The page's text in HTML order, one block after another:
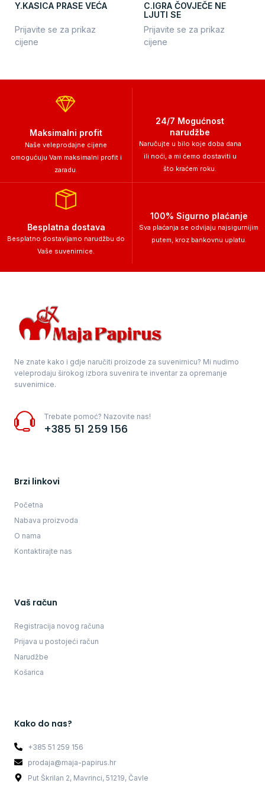
Y.KASICA PRASE VEĆA
Prijavite se za prikaz
cijene
C.IGRA ČOVJEČE NE
LJUTI SE
Prijavite se za prikaz
cijene
Maksimalni profit
Naše veleprodajne cijene
omogućuju Vam maksimalni profit i
zaradu.
24/7 Mogućnost
narudžbe
Naručujte u bilo koje doba dana
ili noći, a mi ćemo dostaviti u
što kraćem roku.
Besplatna dostava
Besplatno dostavljamo narudžbu do
Vaše suvenirnice.
100% Sigurno plaćanje
Sva plaćanja se odvijaju najsigurnijim
putem, kroz bankovnu uplatu.
Ne znate kako i gdje naručiti proizode za suvenirnicu? Mi nudimo
veleprodaju širokog izbora suvenira te inventar za opremanje
suvenirnice.
Trebate pomoć? Nazovite nas!
+385 51 259 156
Brzi linkovi
Početna
Nabava proizvoda
O nama
Kontaktirajte nas
Vaš račun
Registracija novog računa
Prijava u postojeći račun
Narudžbe
Košarica
Kako do nas?
+385 51 259 156
prodaja@maja-papirus.hr
Put Škrilan 2, Mavrinci, 51219, Čavle